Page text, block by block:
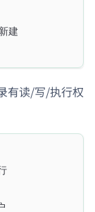
建
有读/写/执行权